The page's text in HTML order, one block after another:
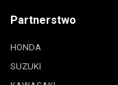
Partnerstwo
HONDA
SUZUKI